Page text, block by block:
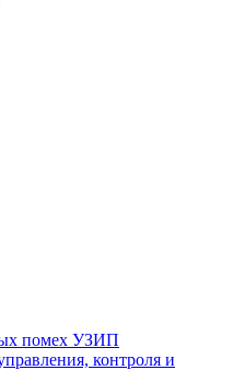
помех УЗИП
контроля и